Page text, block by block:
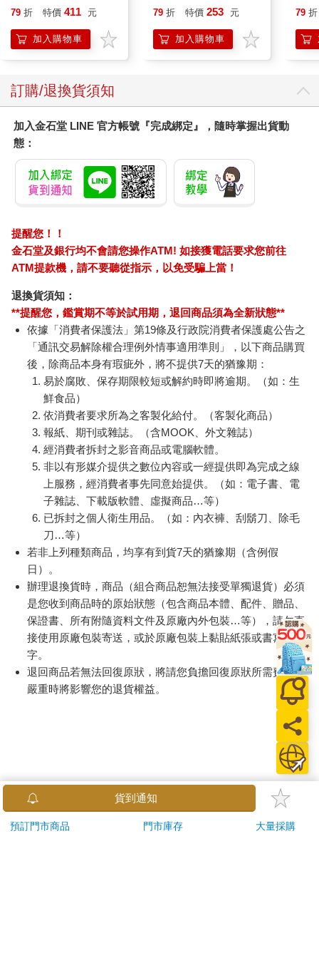
喵》作者最新力作，附
79 折 特價 411 元
加入購物車
79 折 特價 253 元
加入購物車
就
79 折
訂購/退換貨須知
加入金石堂 LINE 官方帳號『完成綁定』，隨時掌握出貨動
態：
提醒您！！
金石堂及銀行均不會請您操作ATM! 如接獲電話要求您前往
ATM提款機，請不要聽從指示，以免受騙上當！
退換貨須知：
**提醒您，鑑賞期不等於試用期，退回商品須為全新狀態**
依據「消費者保護法」第19條及行政院消費者保護處公告之
「通訊交易解除權合理例外情事適用準則」，以下商品購買
後，除商品本身有瑕疵外，將不提供7天的猶豫期：
易於腐敗、保存期限較短或解約時即將逾期。（如：生
鮮食品）
依消費者要求所為之客製化給付。（客製化商品）
報紙、期刊或雜誌。（含MOOK、外文雜誌）
經消費者拆封之影音商品或電腦軟體。
非以有形媒介提供之數位內容或一經提供即為完成之線
上服務，經消費者事先同意始提供。（如：電子書、電
子雜誌、下載版軟體、虛擬商品…等）
已拆封之個人衛生用品。（如：內衣褲、刮鬍刀、除毛
刀…等）
若非上列種類商品，均享有到貨7天的猶豫期（含例假
日）。
辦理退換貨時，商品（組合商品恕無法接受單獨退貨）必須
是您收到商品時的原始狀態（包含商品本體、配件、贈品、
保證書、所有附隨資料文件及原廠內外包裝…等），請勿直
接使用原廠包裝寄送，或於原廠包裝上黏貼紙張或書寫文
字。
退回商品若無法回復原狀，將請您負擔回復原狀所需費用，
嚴重時將影響您的退貨權益。
貨到通知
預訂門市商品 門市庫存 大量採購